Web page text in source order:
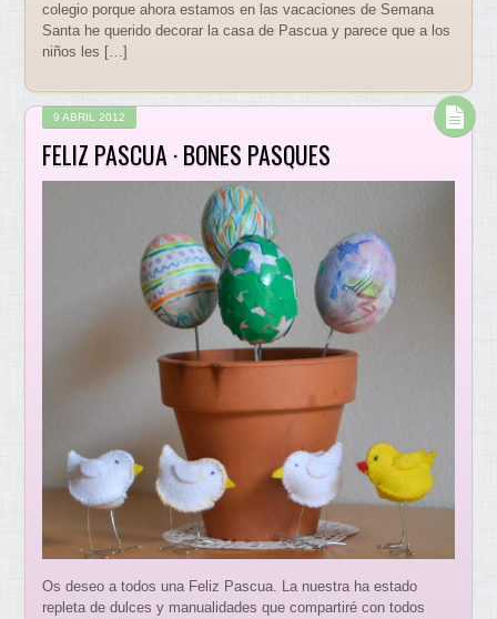
colegio porque ahora estamos en las vacaciones de Semana
Santa he querido decorar la casa de Pascua y parece que a los
niños les […]
9 ABRIL 2012
FELIZ PASCUA · BONES PASQUES
Os deseo a todos una Feliz Pascua. La nuestra ha estado
repleta de dulces y manualidades que compartiré con todos